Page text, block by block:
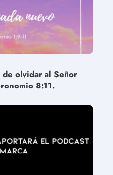
de olvidar al Señor
8:11.